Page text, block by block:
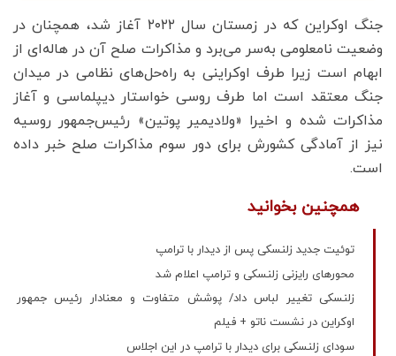
جنگ اوکراین که در زمستان سال ۲۰۲۲ آغاز شد، همچنان در
وضعیت نامعلومی به‌سر می‌برد و مذاکرات صلح آن در هاله‌ای از
ابهام است زیرا طرف اوکراینی به راه‌حل‌های نظامی در میدان
جنگ معتقد است اما طرف روسی خواستار دیپلماسی و آغاز
مذاکرات شده و اخیرا «ولادیمیر پوتین» رئیس‌جمهور روسیه
نیز از آمادگی کشورش برای دور سوم مذاکرات صلح خبر داده
است.
همچنین بخوانید
توئیت جدید زلنسکی پس از دیدار با ترامپ
محورهای رایزنی زلنسکی و ترامپ اعلام شد
زلنسکی تغییر لباس داد/ پوشش متفاوت و معنادار رئیس جمهور
اوکراین در نشست ناتو + فیلم
سودای زلنسکی برای دیدار با ترامپ در این اجلاس